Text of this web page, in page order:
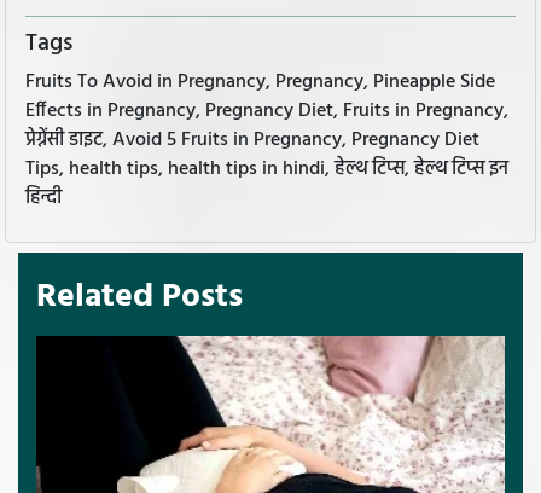
Tags
Fruits To Avoid in Pregnancy, Pregnancy, Pineapple Side
Effects in Pregnancy, Pregnancy Diet, Fruits in Pregnancy,
प्रेग्नेंसी डाइट, Avoid 5 Fruits in Pregnancy, Pregnancy Diet
Tips, health tips, health tips in hindi, हेल्थ टिप्स, हेल्थ टिप्स इन
हिन्दी
Related Posts